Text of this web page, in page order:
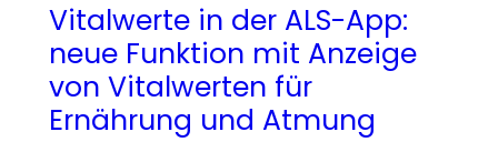
Vitalwerte in der ALS-App:
neue Funktion mit Anzeige
von Vitalwerten für
Ernährung und Atmung